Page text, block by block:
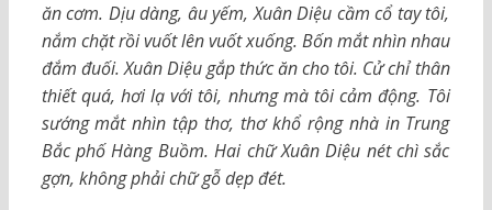
ăn cơm. Dịu dàng, âu yếm, Xuân Diệu cầm cổ tay tôi,
nắm chặt rồi vuốt lên vuốt xuống. Bốn mắt nhìn nhau
đắm đuối. Xuân Diệu gắp thức ăn cho tôi. Cử chỉ thân
thiết quá, hơi lạ với tôi, nhưng mà tôi cảm động. Tôi
sướng mắt nhìn tập thơ, thơ khổ rộng nhà in Trung
Bắc phố Hàng Buồm. Hai chữ Xuân Diệu nét chì sắc
gợn, không phải chữ gỗ dẹp đét.